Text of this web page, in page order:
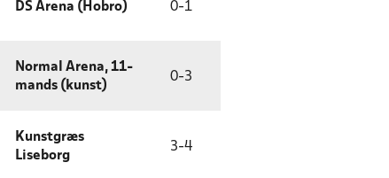
DS Arena (Hobro) 0-1
Normal Arena, 11-
mands (kunst)
0-3
Kunstgræs
Liseborg
3-4